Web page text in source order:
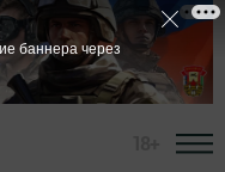
баннера через